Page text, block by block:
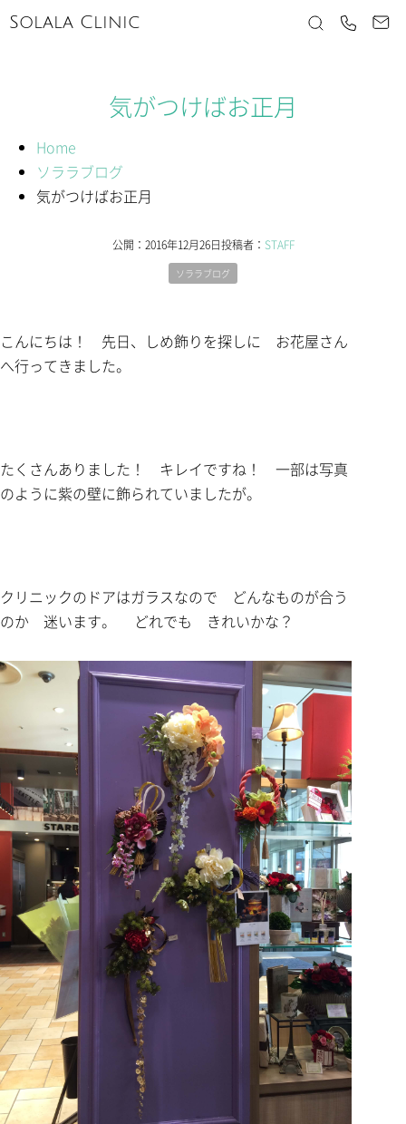
Solala Clinic
Home
ソララブログ
気がつけばお正月
気がつけばお正月
公開： 2016年12月26日投稿者： STAFF
ソララブログ
こんにちは！ 先日、しめ飾りを探しに お花屋さん
へ行ってきました。
たくさんありました！ キレイですね！ 一部は写真
のように紫の壁に飾られていましたが。
クリニックのドアはガラスなので どんなものが合う
のか 迷います。 どれでも きれいかな？